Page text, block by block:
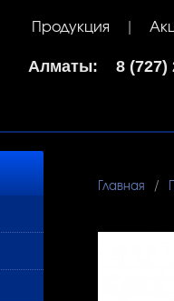
Продукция
Алматы: 8 (727)
Главная